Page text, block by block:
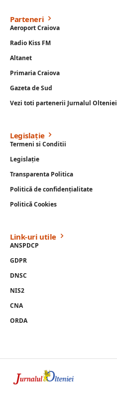
Parteneri
Aeroport Craiova
Radio Kiss FM
Altanet
Primaria Craiova
Gazeta de Sud
Vezi toti partenerii Jurnalul Olteniei
Legislație
Termeni si Conditii
Legislație
Transparenta Politica
Politică de confidențialitate
Politică Cookies
Link-uri utile
ANSPDCP
GDPR
DNSC
NIS2
CNA
ORDA